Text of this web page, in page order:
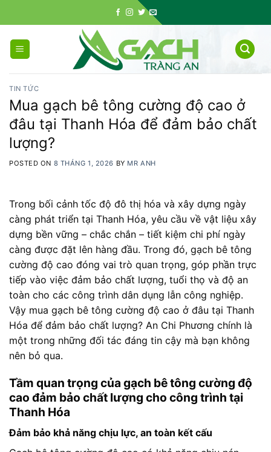
to
content
TIN TỨC
Mua gạch bê tông cường độ cao ở
đâu tại Thanh Hóa để đảm bảo chất
lượng?
POSTED ON 8 THÁNG 1, 2026 BY MR ANH
Trong bối cảnh tốc độ đô thị hóa và xây dựng ngày
càng phát triển tại Thanh Hóa, yêu cầu về vật liệu xây
dựng bền vững – chắc chắn – tiết kiệm chi phí ngày
càng được đặt lên hàng đầu. Trong đó, gạch bê tông
cường độ cao đóng vai trò quan trọng, góp phần trực
tiếp vào việc đảm bảo chất lượng, tuổi thọ và độ an
toàn cho các công trình dân dụng lẫn công nghiệp.
Vậy mua gạch bê tông cường độ cao ở đâu tại Thanh
Hóa để đảm bảo chất lượng? An Chi Phương chính là
một trong những đối tác đáng tin cậy mà bạn không
nên bỏ qua.
Tầm quan trọng của gạch bê tông cường độ
cao đảm bảo chất lượng cho công trình tại
Thanh Hóa
Đảm bảo khả năng chịu lực, an toàn kết cấu